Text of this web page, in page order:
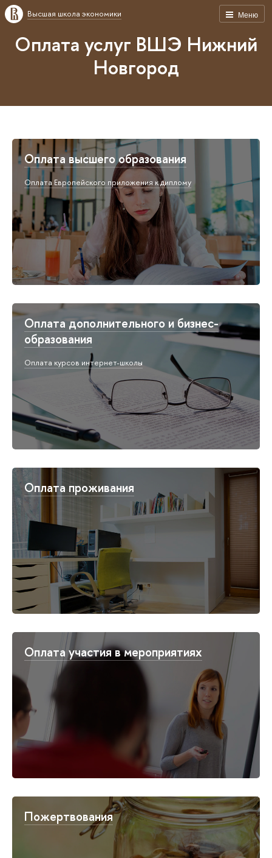
Меню
Высшая школа экономики
Оплата услуг ВШЭ Нижний
Новгород
Оплата высшего образования
Оплата Европейского приложения к диплому
Оплата дополнительного и бизнес-
образования
Оплата курсов интернет-школы
Оплата проживания
Оплата участия в мероприятиях
Пожертвования